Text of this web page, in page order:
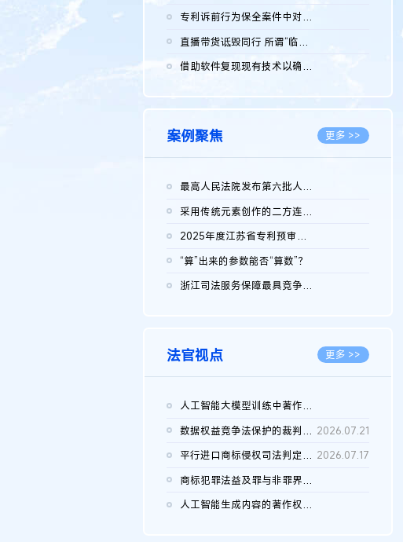
专利诉前行为保全案件中对仿制药申请人曾作出三类声明的考量及违...
直播带货诋毁同行 所谓“临场发挥”不免责
借助软件复现现有技术以确认相关参数特征是否被公开
案例聚焦 更多 >>
最高人民法院发布第六批人民法院种业知识产权司法保护典型案例 含...
采用传统元素创作的二方连续装饰图案作品的独创性及侵权对比认定
2025年度江苏省专利预审典型案例
“算”出来的参数能否“算数”？
浙江司法服务保障最具竞争力营商环境建设典型案例（第二批）含侵...
法官视点 更多 >>
人工智能大模型训练中著作权的合理使用
2026.07.28
数据权益竞争法保护的裁判路径构建 2026.07.21
平行进口商标侵权司法判定规则的困境与纾解 2026.07.17
商标犯罪法益及罪与非罪界限研究
人工智能生成内容的著作权司法认定：演进逻辑、现实困境与规则建...